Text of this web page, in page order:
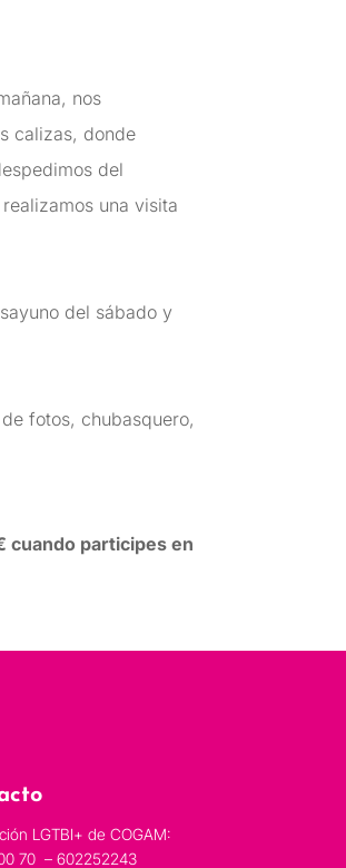
nos
calizas, donde
del
una visita
del sábado y
fotos, chubasquero,
cuando participes en
LGTBI+ de COGAM:
70 – 602252243